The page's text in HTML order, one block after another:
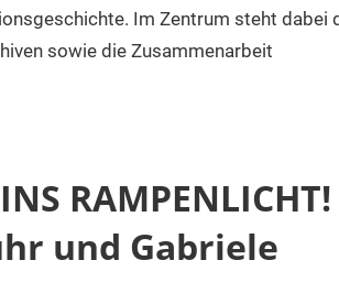
Im Zentrum steht dabei
sowie die Zusammenarbeit
RAMPENLICHT!
und Gabriele